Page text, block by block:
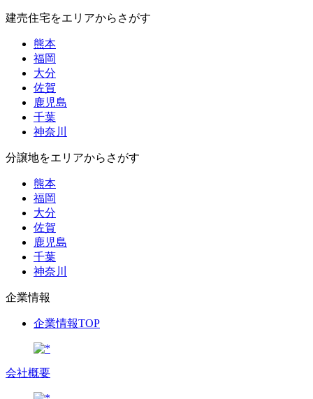
建売住宅をエリアからさがす
熊本
福岡
大分
佐賀
鹿児島
千葉
神奈川
分譲地をエリアからさがす
熊本
福岡
大分
佐賀
鹿児島
千葉
神奈川
企業情報
企業情報TOP
会社概要